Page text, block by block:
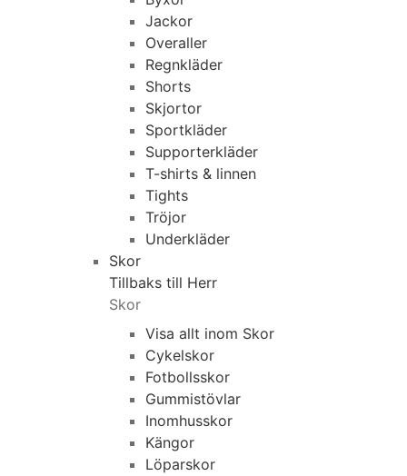
Jackor
Overaller
Regnkläder
Shorts
Skjortor
Sportkläder
Supporterkläder
T-shirts & linnen
Tights
Tröjor
Underkläder
Skor
Tillbaks till Herr
Skor
Visa allt inom Skor
Cykelskor
Fotbollsskor
Gummistövlar
Inomhusskor
Kängor
Löparskor